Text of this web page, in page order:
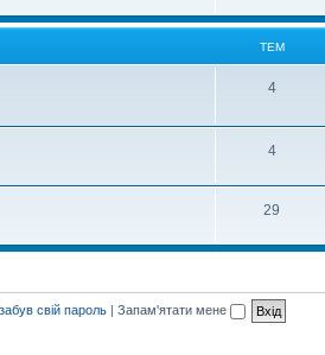
ТЕМ
4
4
29
свій пароль | Запам'ятати мене